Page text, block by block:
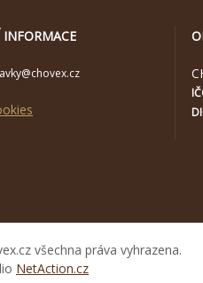
všechna práva vyhrazena.
NetAction.cz